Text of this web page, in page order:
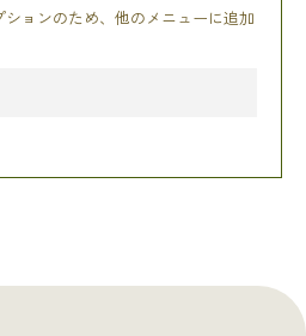
ョンのため、他のメニューに追加